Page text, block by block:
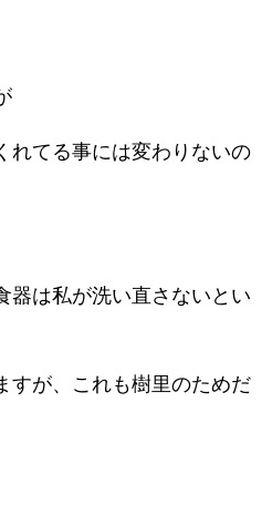
れてる事には変わりないの
器は私が洗い直さないとい
すが、これも樹里のためだ